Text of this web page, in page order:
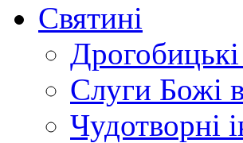
Святині
Слуги Божі
Чудотворні